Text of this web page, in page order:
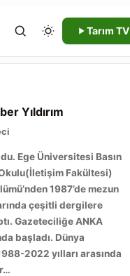
Tarım TV
Yıldırım
Ege Üniversitesi Basın
Fakültesi)
1987’de mezun
çeşitli dergilere
Gazeteciliğe ANKA
başladı. Dünya
2022 yılları arasında